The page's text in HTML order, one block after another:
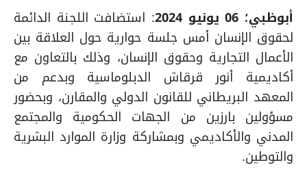
أبوظبي؛ 06 يونيو 2024
: استضافت اللجنة الدائمة
لحقوق الإنسان أمس جلسة حوارية حول العلاقة بين
الأعمال التجارية وحقوق الإنسان، وذلك بالتعاون مع
أكاديمية أنور قرقاش الدبلوماسية وبدعم من
المعهد البريطاني للقانون الدولي والمقارن، وبحضور
مسؤولين بارزين من الجهات الحكومية والمجتمع
المدني والأكاديمي وبمشاركة وزارة الموارد البشرية
والتوطين.